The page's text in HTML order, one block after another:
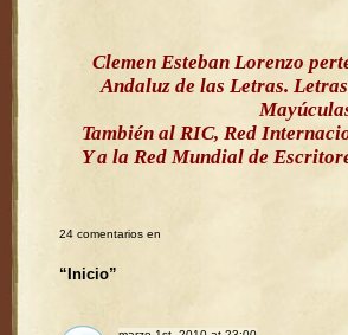
Clemen Esteban Lorenzo
Andaluz de las Letras.
También al RIC, Red
Y a la Red Mundial de
24 comentarios en
“Inicio”